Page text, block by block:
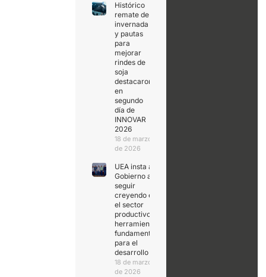
Histórico
remate de
invernada
y pautas
para
mejorar
rindes de
soja
destacaron
en
segundo
día de
INNOVAR
2026
18 de marzo
de 2026
UEA insta al
Gobierno a
seguir
creyendo en
el sector
productivo,
herramienta
fundamental
para el
desarrollo
18 de marzo
de 2026